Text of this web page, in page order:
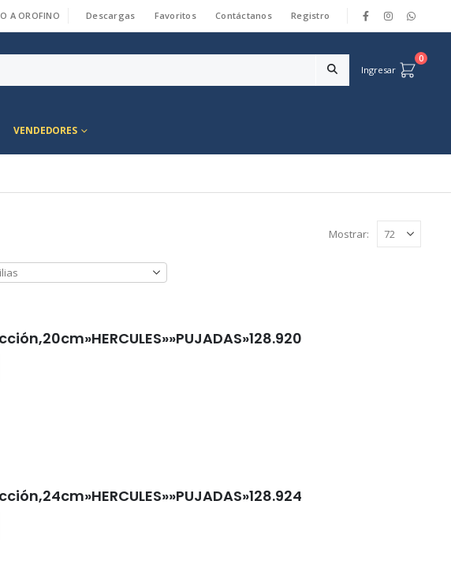
A OROFINO Descargas Favoritos Contáctanos Registro
Ingresar
0
VENDEDORES
Mostrar: